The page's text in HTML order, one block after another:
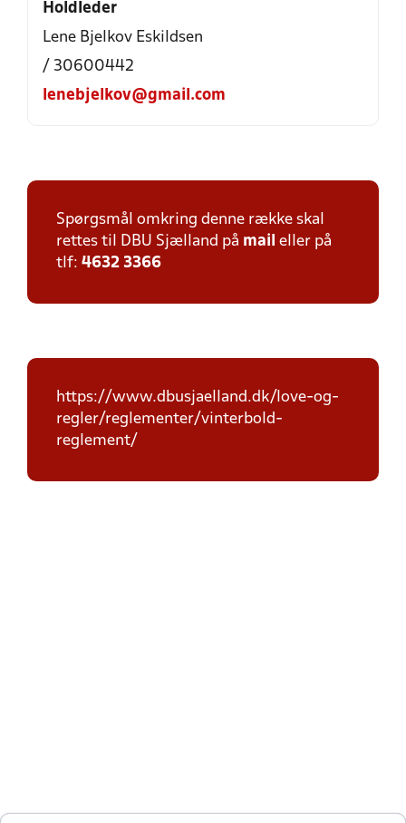
Holdleder
Lene Bjelkov Eskildsen
/ 30600442
lenebjelkov@gmail.com
Spørgsmål omkring denne række skal
rettes til DBU Sjælland på mail eller på
tlf: 4632 3366
https://www.dbusjaelland.dk/love-og-
regler/reglementer/vinterbold-
reglement/